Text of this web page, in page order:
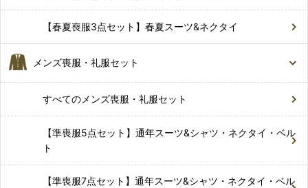
【春夏喪服3点セット】春夏スーツ&ネクタイ
メンズ喪服・礼服セット
すべてのメンズ喪服・礼服セット
【準喪服5点セット】通年スーツ&シャツ・ネクタイ・ベル
ト
【準喪服7点セット】通年スーツ&シャツ・ネクタイ・ベル